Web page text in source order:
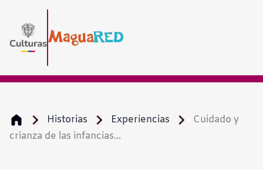
Historias Experiencias
Cuidado y
crianza de las infancias...